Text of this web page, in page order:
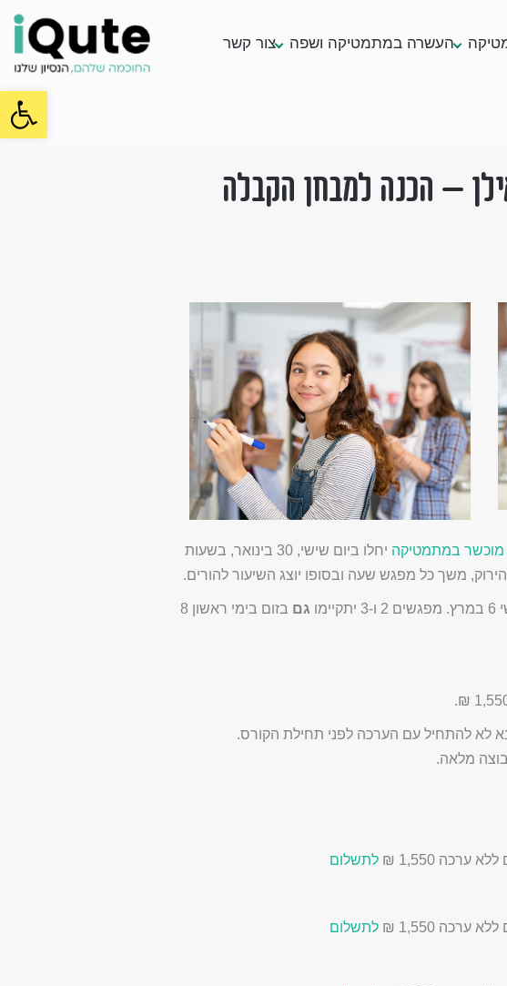
העשרה במתמטיקה ושפה צור קשר
– הכנה למבחן הקבלה
מוכשר במתמטיקה
יחלו ביום שישי, 30 בינואר, בשעות
גם
בזום בימי ראשון 8
לא להתחיל עם הערכה לפני תחילת הקורס.
מלאה.
לתשלום
לתשלום